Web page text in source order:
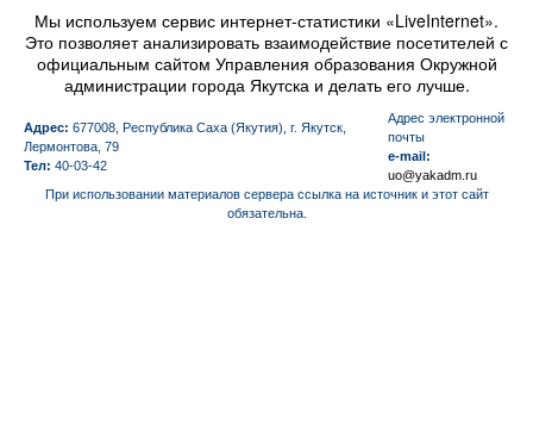
Мы используем сервис интернет-статистики «LiveInternet».
Это позволяет анализировать взаимодействие посетителей с
официальным сайтом Управления образования Окружной
администрации города Якутска и делать его лучше.
Адрес: 677008, Республика Саха (Якутия), г. Якутск,
Лермонтова, 79
Тел: 40-03-42
Aдрес электронной
почты
e-mail:
uo@yakadm.ru
При использовании материалов сервера ссылка на источник и этот сайт
обязательна.